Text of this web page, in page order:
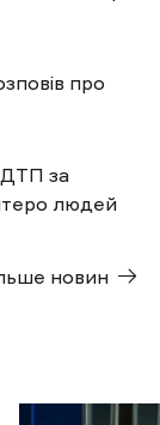
про
ДТП за
людей
новин